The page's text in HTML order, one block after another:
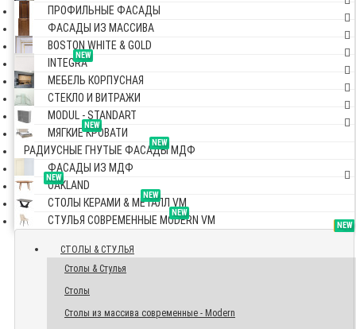
ПРОФИЛЬНЫЕ ФАСАДЫ
ФАСАДЫ ИЗ МАССИВА
BOSTON WHITE & GOLD
NEW
INTEGRA
МЕБЕЛЬ КОРПУСНАЯ
СТЕКЛО И ВИТРАЖИ
MODUL - STANDART
NEW
МЯГКИЕ КРОВАТИ
NEW
РАДИУСНЫЕ ГНУТЫЕ ФАСАДЫ МДФ
ФАСАДЫ ИЗ МДФ
NEW
OAKLAND
NEW
СТОЛЫ КЕРАМИ & МЕТАЛЛ VM
NEW
СТУЛЬЯ СОВРЕМЕННЫЕ MODERN VM TOP
СТОЛЫ & СТУЛЬЯ
Столы & Стулья
Столы
Столы из массива современные - Modern
NEW
NEW
NEW